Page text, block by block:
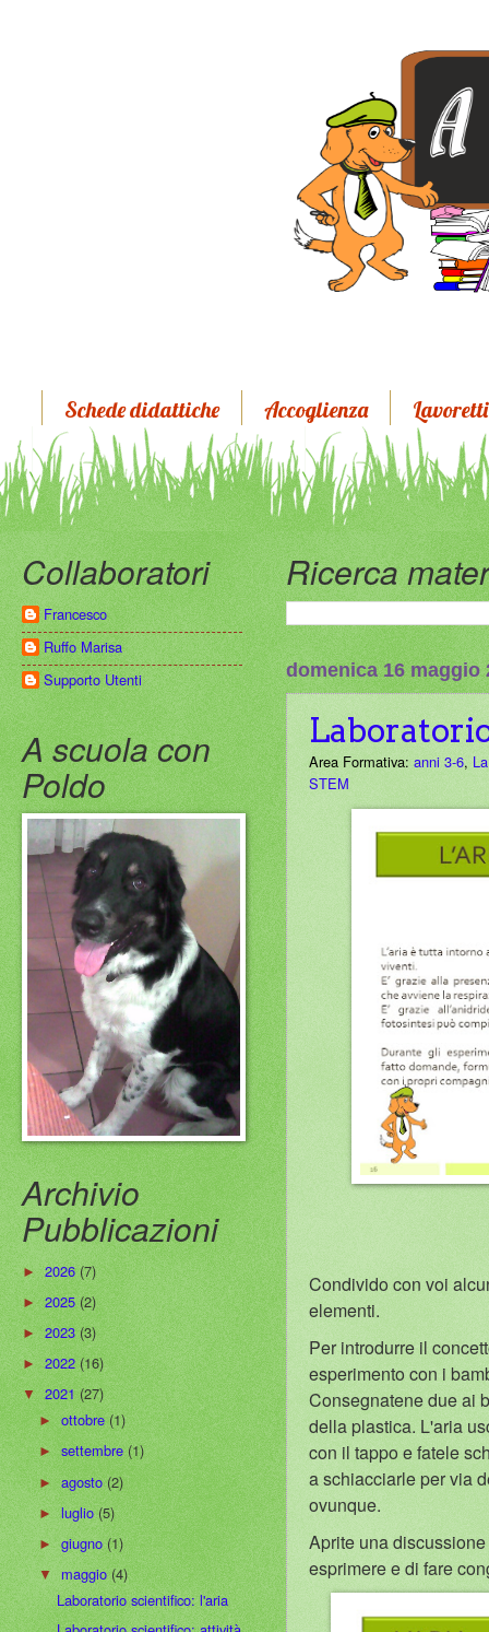
Schede didattiche Accoglienza Lavoretti
Ricerca
domenica 16 maggio
Area Formativa: anni 3-6,
STEM
Condivido con voi
elementi.
Per introdurre il
esperimento con i
Consegnatene due ai
della plastica. L'aria
con il tappo e fatele
a schiacciarle per via
ovunque.
Aprite una
esprimere e di fare
Collaboratori
Francesco
Ruffo Marisa
Supporto Utenti
A scuola con
Poldo
Archivio
Pubblicazioni
►2026(7)
►2025(2)
►2023(3)
►2022(16)
▼2021(27)
►ottobre(1)
►settembre(1)
►agosto(2)
►luglio(5)
►giugno(1)
▼maggio(4)
Laboratorio scientifico: l'aria